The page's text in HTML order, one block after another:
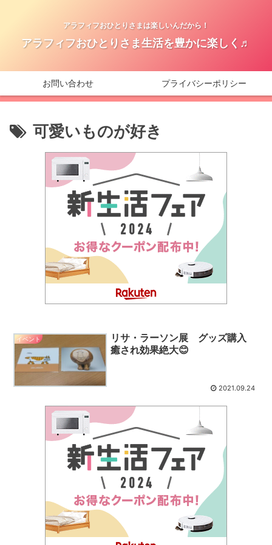
アラフィフおひとりさまは楽しいんだから！
アラフィフおひとりさま生活を豊かに楽しく♬
お問い合わせ プライバシーポリシー
可愛いものが好き
イベント
リサ・ラーソン展 グッズ購入
癒され効果絶大😊
2021.09.24